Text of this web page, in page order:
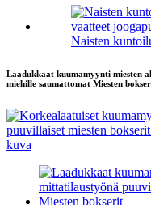
Naisten
Laadukkaat kuumamyynti miesten
miehille saumattomat Miesten